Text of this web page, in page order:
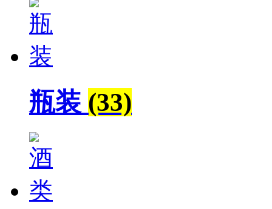
瓶装 (33)